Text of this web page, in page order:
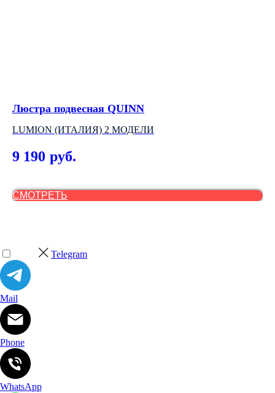
Люстра подвесная QUINN
LUMION (ИТАЛИЯ) 2 МОДЕЛИ
9 190 руб.
СМОТРЕТЬ
Telegram
Mail
Phone
WhatsApp